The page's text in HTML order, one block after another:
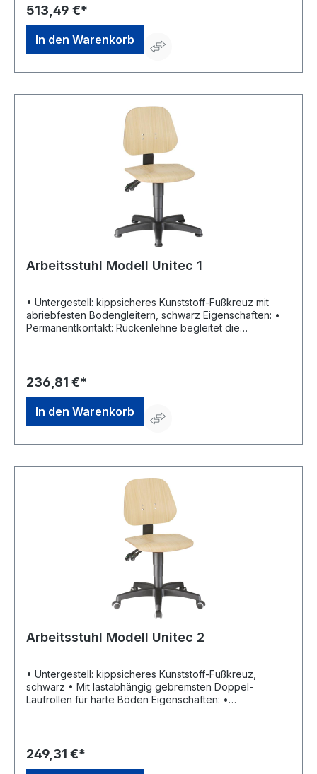
basaltgrau • Mit Aufstiegshilfe • Untergestell:
kippsicheres Fußkreuz mit abriebfesten Kunststoff-
Bodengleitern, schwarz Eigenschaften: •
Sitzhöhenverstellung • Rückenlehnehöhenverstellung
513,49 €*
In den Warenkorb
Arbeitsstuhl Modell Unitec 1
• Untergestell: kippsicheres Kunststoff-Fußkreuz mit
abriebfesten Bodengleitern, schwarz Eigenschaften: •
Permanentkontakt: Rückenlehne begleitet die
Rückenlehne im Sitzen verstellbar
236,81 €*
In den Warenkorb
Arbeitsstuhl Modell Unitec 2
• Untergestell: kippsicheres Kunststoff-Fußkreuz,
schwarz • Mit lastabhängig gebremsten Doppel-
Laufrollen für harte Böden Eigenschaften: •
Höhenverstellung: Sitz stufenlos mit Gasdruckfeder,
Rückenlehne im Sitzen verstellbar
249,31 €*